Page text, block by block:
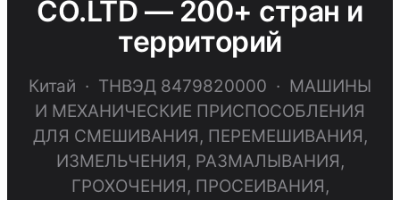
CO.LTD — 200+ стран и
территорий
Китай · ТНВЭД 8479820000 · МАШИНЫ
И МЕХАНИЧЕСКИЕ ПРИСПОСОБЛЕНИЯ
ДЛЯ СМЕШИВАНИЯ, ПЕРЕМЕШИВАНИЯ,
ИЗМЕЛЬЧЕНИЯ, РАЗМАЛЫВАНИЯ,
ГРОХОЧЕНИЯ, ПРОСЕИВАНИЯ,